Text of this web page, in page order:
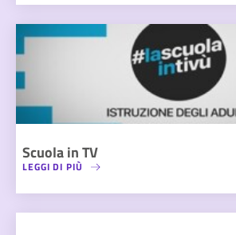
Scuola in TV
LEGGI DI PIÙ